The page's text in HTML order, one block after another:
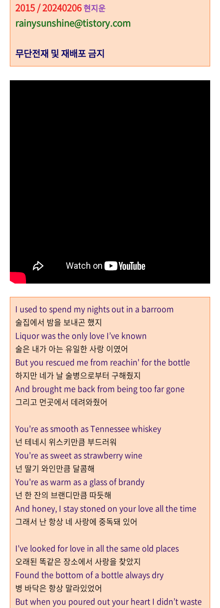
2015 / 20240206현지운
rainysunshine@tistory.com
무단전재 및 재배포 금지
I used to spend my nights out in a barroom
술집에서 밤을 보내곤 했지
Liquor was the only love I’ve known
술은 내가 아는 유일한 사랑 이였어
But you rescued me from reachin' for the bottle
하지만 네가 날 술병으로부터 구해줬지
And brought me back from being too far gone
그리고 먼곳에서 데려와줬어
You're as smooth as Tennessee whiskey
넌 테네시 위스키만큼 부드러워
You're as sweet as strawberry wine
넌 딸기 와인만큼 달콤해
You're as warm as a glass of brandy
넌 한 잔의 브랜디만큼 따듯해
And honey, I stay stoned on your love all the time
그래서 난 항상 네 사랑에 중독돼 있어
I've looked for love in all the same old places
오래된 똑같은 장소에서 사랑을 찾았지
Found the bottom of a bottle always dry
병 바닥은 항상 말라있었어
But when you poured out your heart I didn’t waste